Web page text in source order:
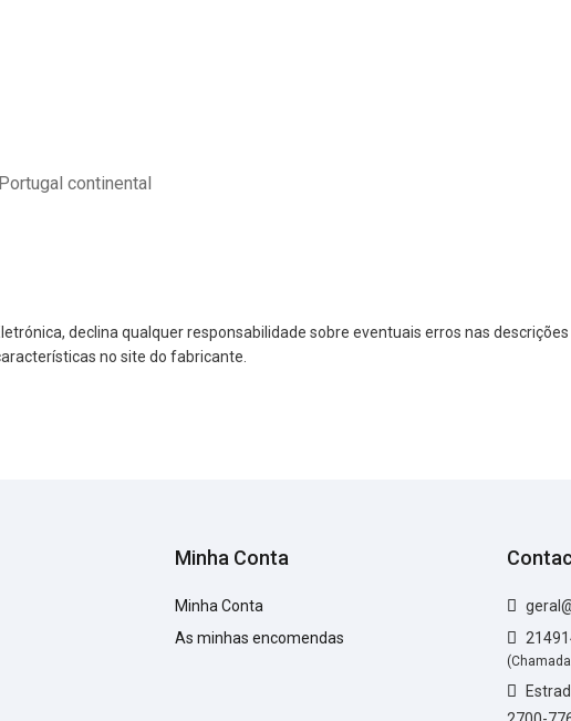
continental
declina qualquer responsabilidade sobre eventuais erros nas
no site do fabricante.
Minha Conta
Minha Conta
As minhas encomendas